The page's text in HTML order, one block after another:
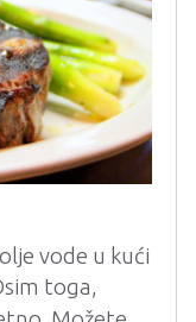
vode u kući
toga,